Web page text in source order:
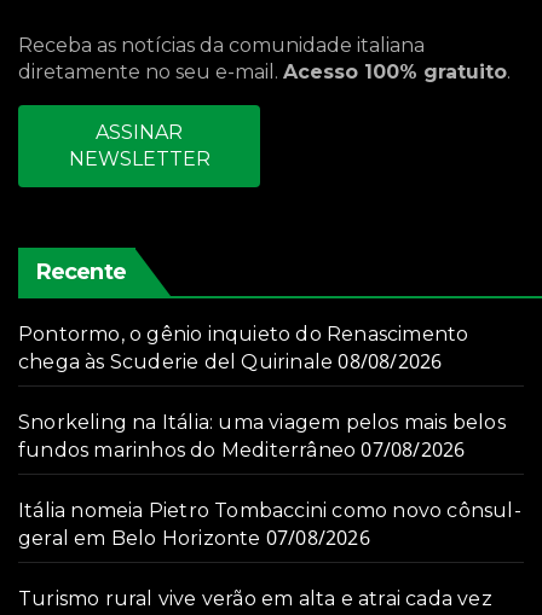
Receba as notícias da comunidade italiana
diretamente no seu e-mail. Acesso 100% gratuito.
ASSINAR
NEWSLETTER
Recente
Pontormo, o gênio inquieto do Renascimento
chega às Scuderie del Quirinale 08/08/2026
Snorkeling na Itália: uma viagem pelos mais belos
fundos marinhos do Mediterrâneo 07/08/2026
Itália nomeia Pietro Tombaccini como novo cônsul-
geral em Belo Horizonte 07/08/2026
Turismo rural vive verão em alta e atrai cada vez